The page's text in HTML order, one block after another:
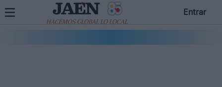
HACEMOS GLOBAL LO LOCAL
Entrar